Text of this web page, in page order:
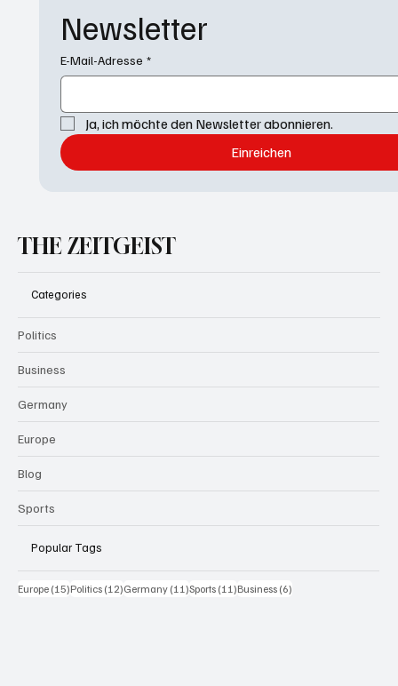
Newsletter
E-Mail-Adresse *
Ja, ich möchte den Newsletter abonnieren.
Einreichen
THE ZEITGEIST
Categories
Politics
Business
Germany
Europe
Blog
Sports
Popular Tags
Europe (15)15 Beiträge
Politics (12)12 Beiträge
Germany (11)11 Beiträge
Sports (11)11 Beiträge
Business (6)